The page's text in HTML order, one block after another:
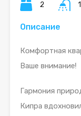
2 1
Описание
Комфортная
Ваше внимание!
Гармония
Кипра